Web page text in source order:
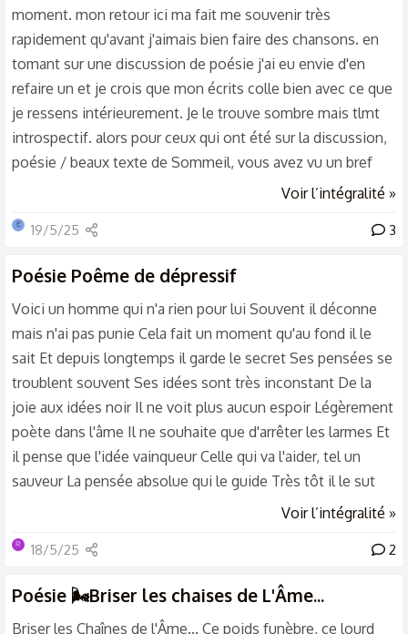
moment. mon retour ici ma fait me souvenir très
rapidement qu'avant j'aimais bien faire des chansons. en
tomant sur une discussion de poésie j'ai eu envie d'en
refaire un et je crois que mon écrits colle bien avec ce que
je ressens intérieurement. Je le trouve sombre mais tlmt
introspectif. alors pour ceux qui ont été sur la discussion,
poésie / beaux texte de Sommeil, vous avez vu un bref
brouillon qui à bien évoluée. avant que je partage mon
que vous ressentez ici. perso j'crois que écrire se poème
posé des mots réfléchis, cherchée. voici mon poème :
titre...
Voir l’intégralité »
E 19/5/25 3
Poésie Poême de dépressif
Voici un homme qui n'a rien pour lui Souvent il déconne
mais n'ai pas punie Cela fait un moment qu'au fond il le
sait Et depuis longtemps il garde le secret Ses pensées se
troublent souvent Ses idées sont très inconstant De la
joie aux idées noir Il ne voit plus aucun espoir Légèrement
poète dans l'âme Il ne souhaite que d'arrêter les larmes Et
il pense que l'idée vainqueur Celle qui va l'aider, tel un
sauveur La pensée absolue qui le guide Très tôt il le sut
Voir l’intégralité »
R 18/5/25 2
Poésie 🌬️Briser les chaises de L'Âme...
Briser les Chaînes de l'Âme... Ce poids funèbre, ce lourd